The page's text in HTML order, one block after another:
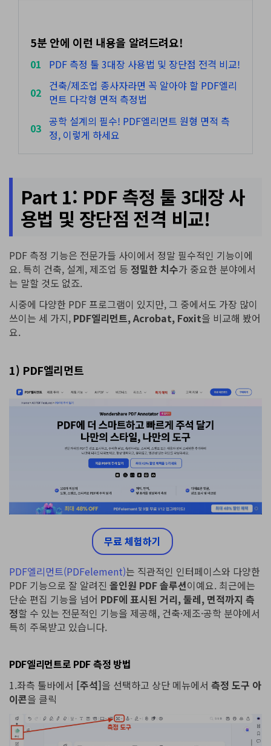
PDF 전자 서명
5분 안에 이런 내용을 알려드려요!
01
PDF 측정 툴 3대장 사용법 및 장단점 전격 비교!
02 건축/제조업 종사자라면 꼭 알아야 할 PDF엘리
먼트 다각형 면적 측정법
03 공학 설계의 필수! PDF엘리먼트 원형 면적 측
정, 이렇게 하세요
Part 1: PDF 측정 툴 3대장 사
용법 및 장단점 전격 비교!
PDF 측정 기능은 전문가들 사이에서 정말 필수적인 기능이에
요. 특히 건축, 설계, 제조업 등 정밀한 치수가 중요한 분야에서
는 말할 것도 없죠.
시중에 다양한 PDF 프로그램이 있지만, 그 중에서도 가장 많이
쓰이는 세 가지, PDF엘리먼트, Acrobat, Foxit을 비교해 봤어
요.
1) PDF엘리먼트
무료 체험하기
PDF엘리먼트(PDFelement)는 직관적인 인터페이스와 다양한
PDF 기능으로 잘 알려진 올인원 PDF 솔루션이예요. 최근에는
단순 편집 기능을 넘어 PDF에 표시된 거리, 둘레, 면적까지 측
정할 수 있는 전문적인 기능을 제공해, 건축·제조·공학 분야에서
특히 주목받고 있습니다.
PDF엘리먼트로 PDF 측정 방법
1.좌측 툴바에서 [주석]을 선택하고 상단 메뉴에서 측정 도구 아
이콘을 클릭